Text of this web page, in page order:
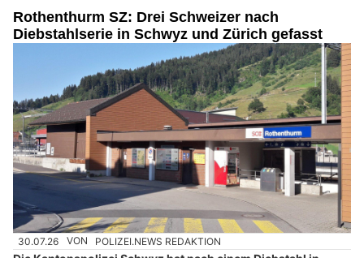
Rothenthurm SZ: Drei Schweizer nach
Diebstahlserie in Schwyz und Zürich gefasst
30.07.26 VON POLIZEI.NEWS REDAKTION